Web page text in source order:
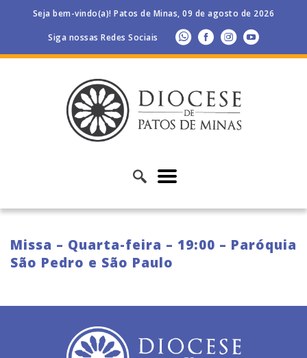
Seja bem-vindo(a)! Patos de Minas, 09 de agosto de 2026
Siga nossas Redes Sociais
Missa – Quarta-feira – 19:00 – Paróquia
São Pedro e São Paulo